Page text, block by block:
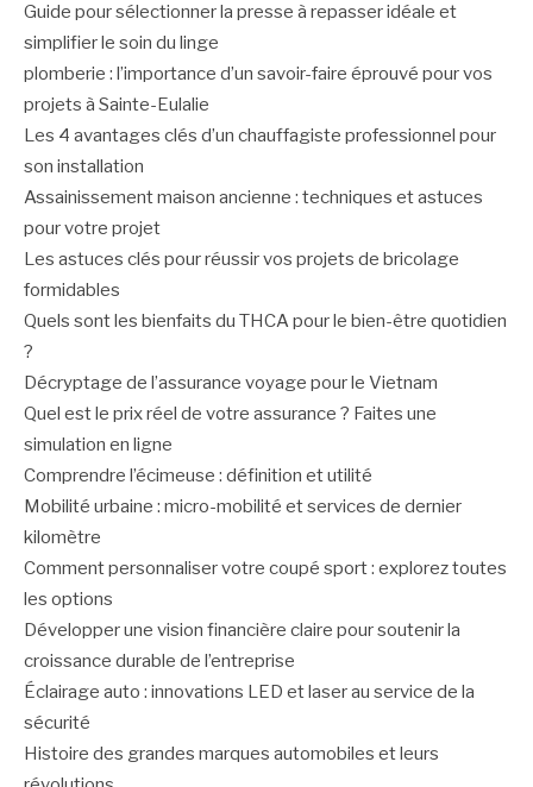
Guide pour sélectionner la presse à repasser idéale et
simplifier le soin du linge
plomberie : l’importance d’un savoir-faire éprouvé pour vos
projets à Sainte-Eulalie
Les 4 avantages clés d’un chauffagiste professionnel pour
son installation
Assainissement maison ancienne : techniques et astuces
pour votre projet
Les astuces clés pour réussir vos projets de bricolage
formidables
Quels sont les bienfaits du THCA pour le bien-être quotidien
?
Décryptage de l’assurance voyage pour le Vietnam
Quel est le prix réel de votre assurance ? Faites une
simulation en ligne
Comprendre l’écimeuse : définition et utilité
Mobilité urbaine : micro-mobilité et services de dernier
kilomètre
Comment personnaliser votre coupé sport : explorez toutes
les options
Développer une vision financière claire pour soutenir la
croissance durable de l’entreprise
Éclairage auto : innovations LED et laser au service de la
sécurité
Histoire des grandes marques automobiles et leurs